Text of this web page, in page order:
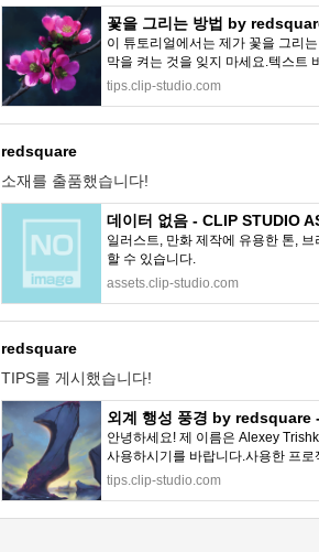
꽃을 그리는 방법 by
이 튜토리얼에서는 제가 꽃을 그리
막을 켜는 것을 잊지 마세요.텍스트
tips.clip-studio.com
redsquare
소재를 출품했습니다!
데이터 없음 - CLIP STUDIO
일러스트, 만화 제작에 유용한 톤,
할 수 있습니다.
assets.clip-studio.com
redsquare
TIPS를 게시했습니다!
외계 행성 풍경 by redsquare
안녕하세요! 제 이름은 Alexey
사용하시기를 바랍니다.사용한 프
tips.clip-studio.com